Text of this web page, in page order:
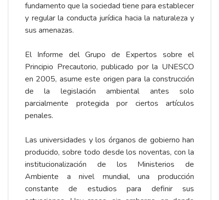
fundamento que la sociedad tiene para establecer
y regular la conducta jurídica hacia la naturaleza y
sus amenazas.
El Informe del Grupo de Expertos sobre el
Principio Precautorio, publicado por la UNESCO
en 2005, asume este origen para la construcción
de la legislación ambiental antes solo
parcialmente protegida por ciertos artículos
penales.
Las universidades y los órganos de gobierno han
producido, sobre todo desde los noventas, con la
institucionalización de los Ministerios de
Ambiente a nivel mundial, una producción
constante de estudios para definir sus